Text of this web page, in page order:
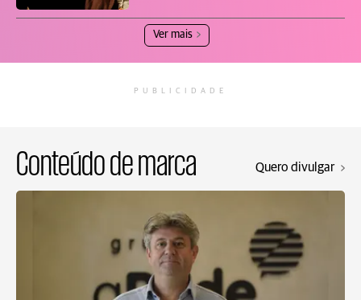
Ver mais
PUBLICIDADE
Conteúdo de marca Quero divulgar